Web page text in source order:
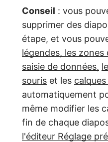
Conseil : vous
supprimer des
étape, et vous
légendes, les zones
saisie de données,
souris et les
automatiquement
même modifier les
fin de chaque
l'éditeur Réglage